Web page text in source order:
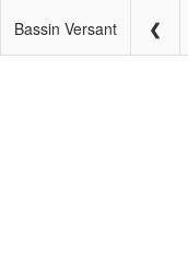
Bassin Versant